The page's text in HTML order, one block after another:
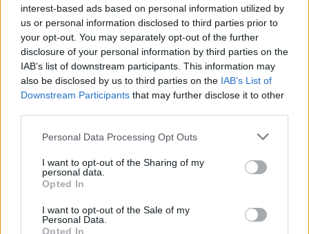
interest-based ads based on personal information utilized by
us or personal information disclosed to third parties prior to
your opt-out. You may separately opt-out of the further
disclosure of your personal information by third parties on the
IAB’s list of downstream participants. This information may
also be disclosed by us to third parties on the IAB’s List of
Downstream Participants that may further disclose it to other
Please note that this website/app uses one or more Google
not limited to your visit or usage behaviour. You may click to
grant or deny consent to Google and its third-party tags to
use your data for below specified purposes in below Google
consent section.
Personal Data Processing Opt Outs
I want to opt-out of the Sharing of my
personal data.
Opted In
I want to opt-out of the Sale of my
Personal Data.
Opted In
Na, hol a nő helye? - Írásunk a
b1.hvgblog.hu oldalon
Orbán rátolja a válság kezelését a
"A valós megbetegedések nagyságrendje
akár százezres is lehet" Magyarországon